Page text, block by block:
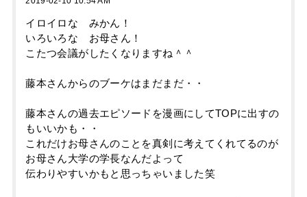
イロイロな みかん！
いろいろな お母さん！
こたつ会議がしたくなりますね＾＾
藤本さんからのブーケはまだまだ・・
藤本さんの過去エピソードを漫画にしてTOPに出すの
もいいかも・・
これだけお母さんのことを真剣に考えてくれてるのが
お母さん大学の学長なんだよって
伝わりやすいかもと思っちゃいました笑